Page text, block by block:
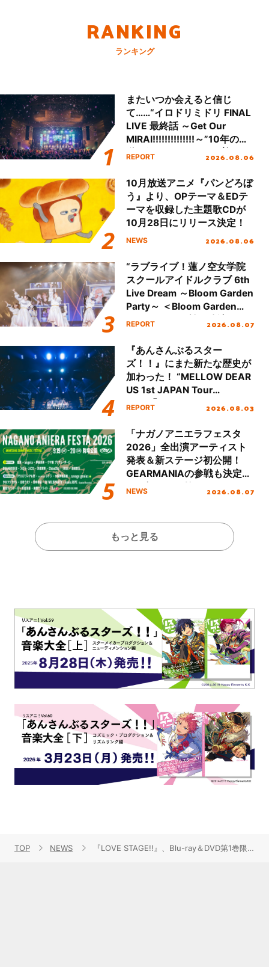
RANKING
ランキング
またいつか会えると信じ
て……“イロドリミドリ FINAL
LIVE 最終話 ～Get Our
MIRAI!!!!!!!!!!!!!!～”10年の活
動を経てファイナルを迎える
REPORT 2026.08.06
10月放送アニメ『パンどろぼ
う』より、OPテーマ＆EDテ
ーマを収録した主題歌CDが
10月28日にリリース決定！
NEWS 2026.08.06
“ラブライブ！蓮ノ空女学院
スクールアイドルクラブ 6th
Live Dream ～Bloom Garden
Party～ ＜Bloom Garden
Party Stage／埼玉公演＞”
REPORT 2026.08.07
『あんさんぶるスター
ズ！！』にまた新たな歴史が
加わった！ “MELLOW DEAR
US 1st JAPAN Tour
Final「NICE to meet YOU
ート!!
REPORT 2026.08.03
「ナガノアニエラフェスタ
2026」全出演アーティスト
発表＆新ステージ初公開！
GEARMANIAの参戦も決定
し、初となる第3ステージの
NEWS 2026.08.07
もっと見る
TOP NEWS 『LOVE STAGE!!』、Blu-ray＆DVD第1巻限定版の発売が9月26日に決定！